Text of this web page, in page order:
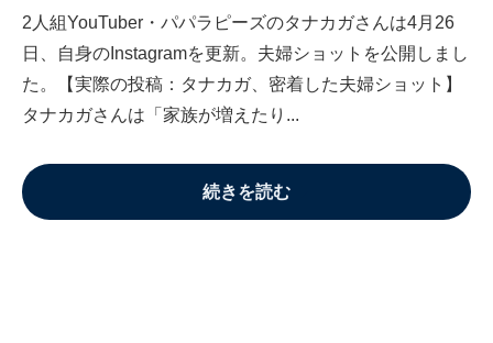
2人組YouTuber・パパラピーズのタナカガさんは4月26
日、自身のInstagramを更新。夫婦ショットを公開しまし
た。【実際の投稿：タナカガ、密着した夫婦ショット】
タナカガさんは「家族が増えたり...
続きを読む